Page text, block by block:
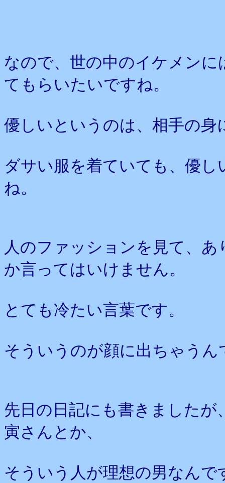
なので、世の中のイケメン
てもらいたいですね。
優しいというのは、相手の身
ダサい服を着ていても、優
ね。
人のファッションを見て、
か言ってはいけません。
とても冷たい言葉です。
そういうのが顔に出ちゃうん
先日の日記にも書きましたが
寅さんとか、
そういう人が理想の男なんで